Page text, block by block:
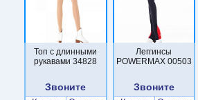
Топ с длинными
рукавами 34828
Звоните
Леггинсы
POWERMAX 00503
Звоните